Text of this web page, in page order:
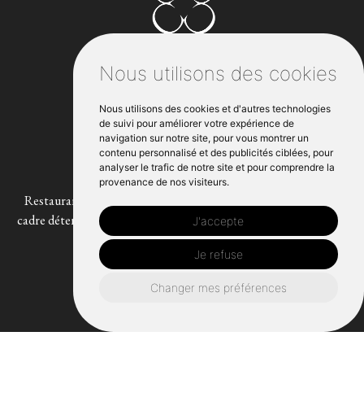
Nous utilisons des cookies
Nous utilisons des cookies et d'autres technologies
de suivi pour améliorer votre expérience de
navigation sur notre site, pour vous montrer un
contenu personnalisé et des publicités ciblées, pour
analyser le trafic de notre site et pour comprendre la
provenance de nos visiteurs.
J'accepte
Je refuse
Changer mes préférences
Restaurant Brasserie à Rennes, la Closerie vous reçoit dans un
cadre détendu au coeur du centre-ville historique de la ville, place
des Lices
Réseaux Sociaux